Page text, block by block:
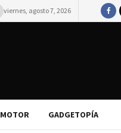
viernes, agosto 7, 2026
MOTOR GADGETOPÍA